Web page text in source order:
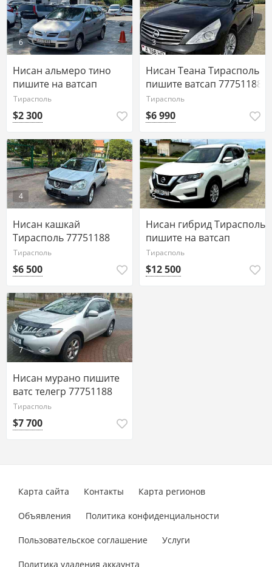
6
Нисан альмеро тино
пишите на ватсап
77751188
Тирасполь
$2 300
3
Нисан Теана Тирасполь
пишите ватсап 77751188
Тирасполь
$6 990
4
Нисан кашкай
Тирасполь 77751188
ватсап
Тирасполь
$6 500
5
Нисан гибрид Тирасполь
пишите на ватсап
телеграм 77751188
Тирасполь
$12 500
7
Нисан мурано пишите
ватс телегр 77751188
Тирасполь
$7 700
Карта сайта Контакты Карта регионов
Объявления Политика конфиденциальности
Пользовательское соглашение Услуги
Политика удаления аккаунта